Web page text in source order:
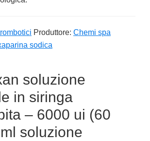
Produttore: Chemi spa
sodica
soluzione
in siringa
– 6000 ui (60
soluzione